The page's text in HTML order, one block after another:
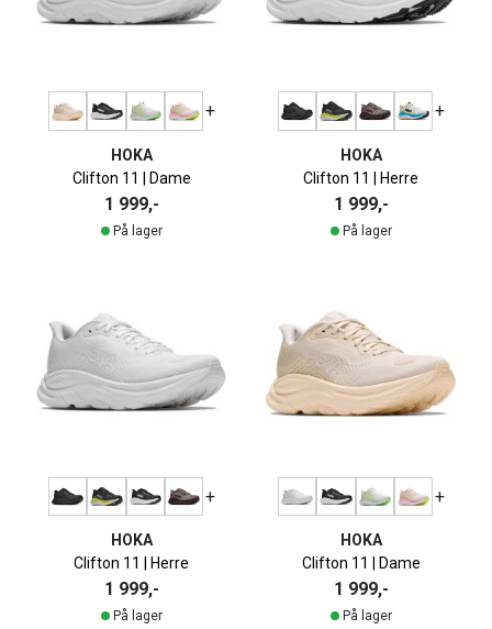
+
HOKA
Clifton 11 | Dame
1 999,-
På lager
+
HOKA
Clifton 11 | Herre
1 999,-
På lager
+
HOKA
Clifton 11 | Herre
1 999,-
På lager
+
HOKA
Clifton 11 | Dame
1 999,-
På lager